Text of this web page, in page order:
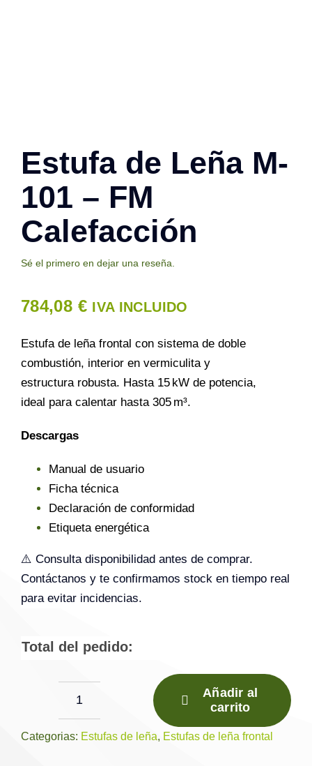
Estufa de Leña M-
101 – FM
Calefacción
Sé el primero en dejar una reseña.
784,08 € IVA INCLUIDO
Estufa de leña frontal con sistema de doble
combustión, interior en vermiculita y
estructura robusta. Hasta 15 kW de potencia,
ideal para calentar hasta 305 m³.
Descargas
Manual de usuario
Ficha técnica
Declaración de conformidad
Etiqueta energética
⚠️ Consulta disponibilidad antes de comprar.
Contáctanos y te confirmamos stock en tiempo real
para evitar incidencias.
Total del pedido:
de
Añadir al
carrito
Categorias: Estufas de leña, Estufas de leña frontal